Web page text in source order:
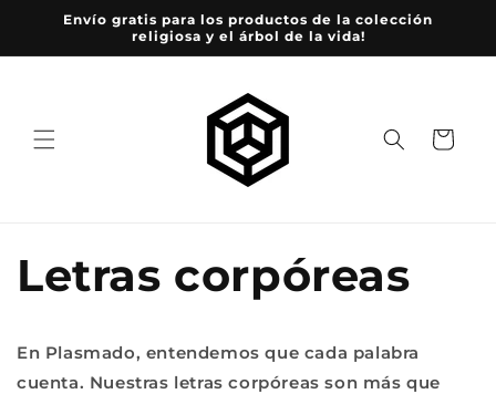
directamente
Envío gratis para los productos de la colección
religiosa y el árbol de la vida!
Carrito
Letras corpóreas
En Plasmado, entendemos que cada palabra
cuenta. Nuestras letras corpóreas son más que